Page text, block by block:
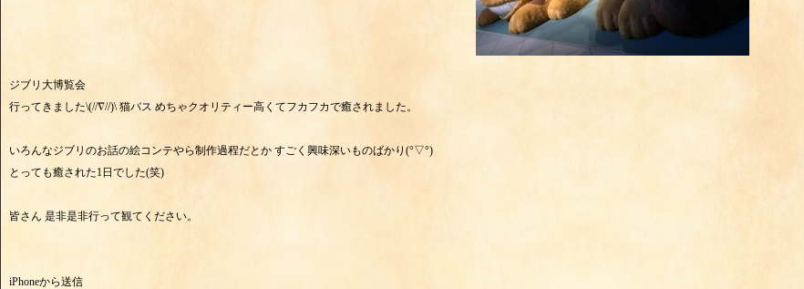
ジブリ大博覧会
行ってきました\(//∇//)\ 猫バス めちゃクオリティー高くてフカフカで癒されました。
いろんなジブリのお話の絵コンテやら制作過程だとか すごく興味深いものばかり(°▽°)
とっても癒された1日でした(笑)
皆さん 是非是非行って観てください。
iPhoneから送信